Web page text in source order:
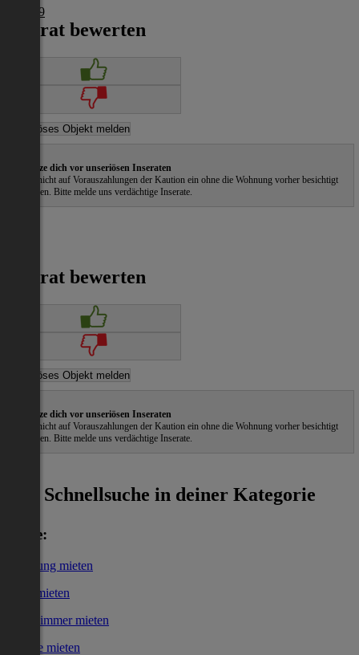
€ 1.849
Inserat bewerten
Schütze dich vor unseriösen Inseraten
Gehe nicht auf Vorauszahlungen der Kaution ein ohne die Wohnung vorher besichtigt
zu haben. Bitte melde uns verdächtige Inserate.
Inserat bewerten
Schütze dich vor unseriösen Inseraten
Gehe nicht auf Vorauszahlungen der Kaution ein ohne die Wohnung vorher besichtigt
zu haben. Bitte melde uns verdächtige Inserate.
Schnellsuche in deiner Kategorie
Miete:
Wohnung mieten
Haus mieten
WG-Zimmer mieten
Garage mieten